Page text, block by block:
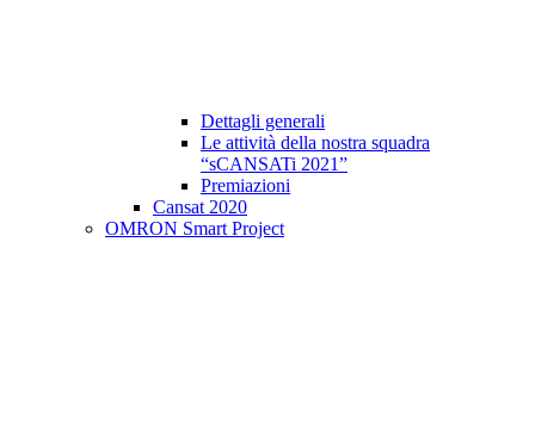
Dettagli generali
Le attività della nostra squadra
“sCANSATi 2021”
Premiazioni
Cansat 2020
OMRON Smart Project